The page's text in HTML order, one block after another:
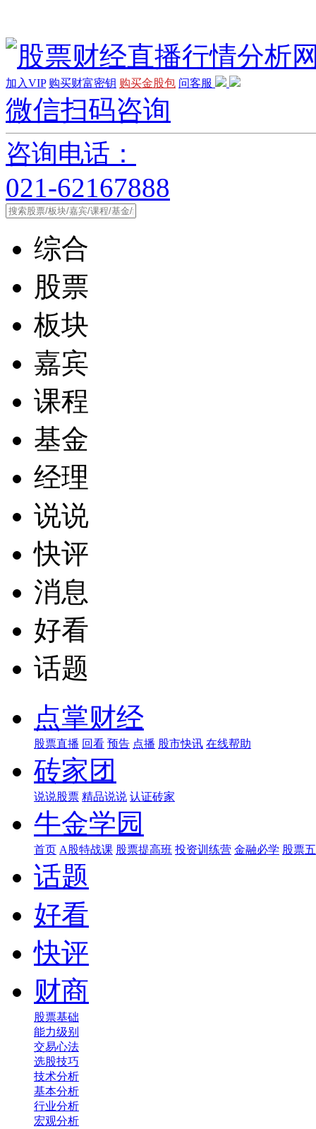
加入VIP 购买财富密钥 购买金股包 问客服
微信扫码咨询
咨询电话：
021-62167888
综合
股票
板块
嘉宾
课程
基金
经理
说说
快评
消息
好看
话题
点掌财经
股票直播 回看 预告 点播 股市快讯 在线帮助
砖家团
说说股票 精品说说 认证砖家
牛金学园
首页 A股特战课 股票提高班 投资训练营 金融必学 股票
话题
好看
快评
财商
股票基础
能力级别
交易心法
选股技巧
技术分析
基本分析
行业分析
宏观分析